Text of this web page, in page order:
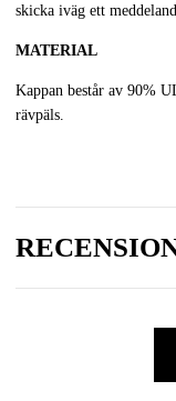
skicka iväg ett
MATERIAL
Kappan består av 90%
rävpäls.